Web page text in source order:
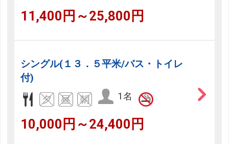
11,400円～25,800円
シングル(１３．５平米/バス・トイレ
付)
1名
10,000円～24,400円